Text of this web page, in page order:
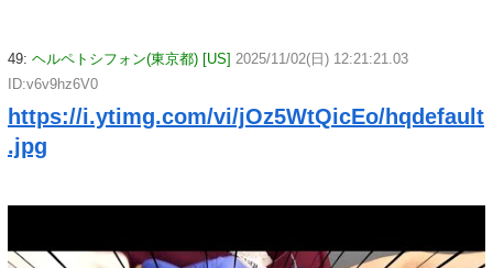
49: ヘルペトシフォン(東京都) [US] 2025/11/02(日) 12:21:21.03
ID:v6v9hz6V0
https://i.ytimg.com/vi/jOz5WtQicEo/hqdefault
.jpg